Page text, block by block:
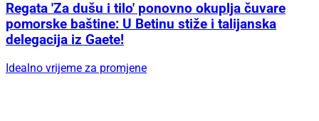
Regata 'Za dušu i tilo' ponovno okuplja čuvare
pomorske baštine: U Betinu stiže i talijanska
delegacija iz Gaete!
Idealno vrijeme za promjene